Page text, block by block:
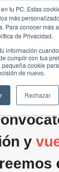
tu PC. Estas
más
Para conocer más
de Privacidad.
información
cumplir con tus
cookie
de nuevo.
Rechazar
y